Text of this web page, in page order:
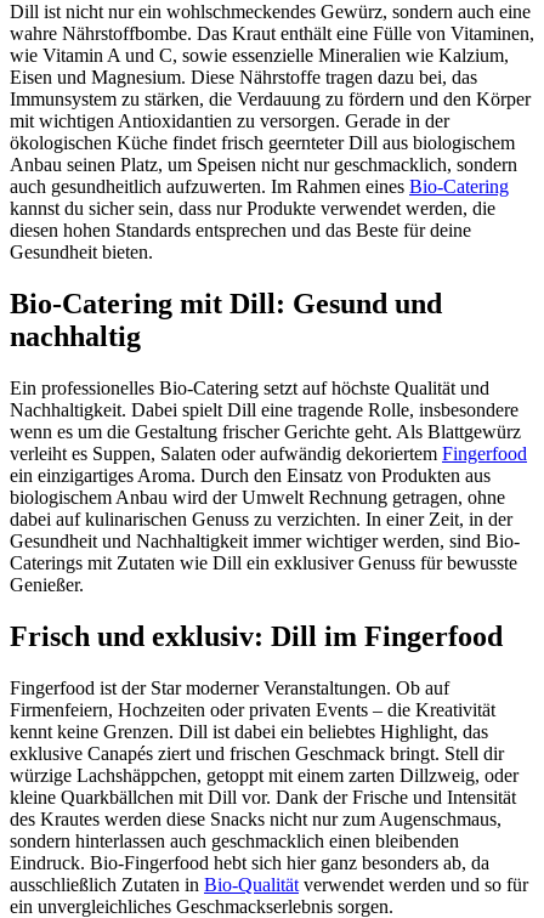
Dill ist nicht nur ein wohlschmeckendes Gewürz, sondern auch eine
wahre Nährstoffbombe. Das Kraut enthält eine Fülle von Vitaminen,
wie Vitamin A und C, sowie essenzielle Mineralien wie Kalzium,
Eisen und Magnesium. Diese Nährstoffe tragen dazu bei, das
Immunsystem zu stärken, die Verdauung zu fördern und den Körper
mit wichtigen Antioxidantien zu versorgen. Gerade in der
ökologischen Küche findet frisch geernteter Dill aus biologischem
Anbau seinen Platz, um Speisen nicht nur geschmacklich, sondern
auch gesundheitlich aufzuwerten. Im Rahmen eines Bio-Catering
kannst du sicher sein, dass nur Produkte verwendet werden, die
diesen hohen Standards entsprechen und das Beste für deine
Gesundheit bieten.
Bio-Catering mit Dill: Gesund und
nachhaltig
Ein professionelles Bio-Catering setzt auf höchste Qualität und
Nachhaltigkeit. Dabei spielt Dill eine tragende Rolle, insbesondere
wenn es um die Gestaltung frischer Gerichte geht. Als Blattgewürz
verleiht es Suppen, Salaten oder aufwändig dekoriertem Fingerfood
ein einzigartiges Aroma. Durch den Einsatz von Produkten aus
biologischem Anbau wird der Umwelt Rechnung getragen, ohne
dabei auf kulinarischen Genuss zu verzichten. In einer Zeit, in der
Gesundheit und Nachhaltigkeit immer wichtiger werden, sind Bio-
Caterings mit Zutaten wie Dill ein exklusiver Genuss für bewusste
Genießer.
Frisch und exklusiv: Dill im Fingerfood
Fingerfood ist der Star moderner Veranstaltungen. Ob auf
Firmenfeiern, Hochzeiten oder privaten Events – die Kreativität
kennt keine Grenzen. Dill ist dabei ein beliebtes Highlight, das
exklusive Canapés ziert und frischen Geschmack bringt. Stell dir
würzige Lachshäppchen, getoppt mit einem zarten Dillzweig, oder
kleine Quarkbällchen mit Dill vor. Dank der Frische und Intensität
des Krautes werden diese Snacks nicht nur zum Augenschmaus,
sondern hinterlassen auch geschmacklich einen bleibenden
Eindruck. Bio-Fingerfood hebt sich hier ganz besonders ab, da
ausschließlich Zutaten in Bio-Qualität verwendet werden und so für
ein unvergleichliches Geschmackserlebnis sorgen.